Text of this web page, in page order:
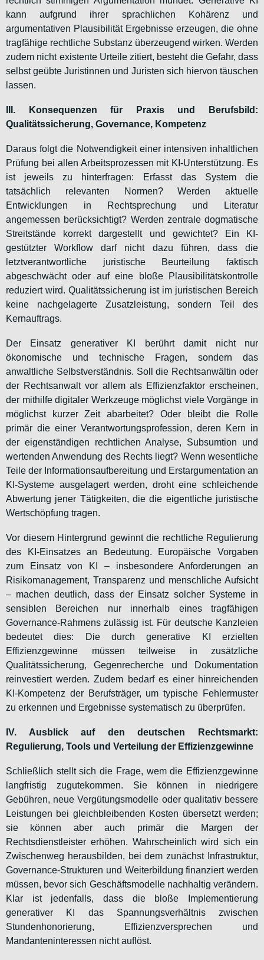
kann aufgrund ihrer sprachlichen Kohärenz und
argumentativen Plausibilität Ergebnisse erzeugen, die ohne
tragfähige rechtliche Substanz überzeugend wirken. Werden
zudem nicht existente Urteile zitiert, besteht die Gefahr, dass
selbst geübte Juristinnen und Juristen sich hiervon täuschen
lassen.
III. Konsequenzen für Praxis und Berufsbild:
Qualitätssicherung, Governance, Kompetenz
Daraus folgt die Notwendigkeit einer intensiven inhaltlichen
Prüfung bei allen Arbeitsprozessen mit KI-Unterstützung. Es
ist jeweils zu hinterfragen: Erfasst das System die
tatsächlich relevanten Normen? Werden aktuelle
Entwicklungen in Rechtsprechung und Literatur
angemessen berücksichtigt? Werden zentrale dogmatische
Streitstände korrekt dargestellt und gewichtet? Ein KI-
gestützter Workflow darf nicht dazu führen, dass die
letztverantwortliche juristische Beurteilung faktisch
abgeschwächt oder auf eine bloße Plausibilitätskontrolle
reduziert wird. Qualitätssicherung ist im juristischen Bereich
keine nachgelagerte Zusatzleistung, sondern Teil des
Kernauftrags.
Der Einsatz generativer KI berührt damit nicht nur
ökonomische und technische Fragen, sondern das
anwaltliche Selbstverständnis. Soll die Rechtsanwältin oder
der Rechtsanwalt vor allem als Effizienzfaktor erscheinen,
der mithilfe digitaler Werkzeuge möglichst viele Vorgänge in
möglichst kurzer Zeit abarbeitet? Oder bleibt die Rolle
primär die einer Verantwortungsprofession, deren Kern in
der eigenständigen rechtlichen Analyse, Subsumtion und
wertenden Anwendung des Rechts liegt? Wenn wesentliche
Teile der Informationsaufbereitung und Erstargumentation an
KI-Systeme ausgelagert werden, droht eine schleichende
Abwertung jener Tätigkeiten, die die eigentliche juristische
Wertschöpfung tragen.
Vor diesem Hintergrund gewinnt die rechtliche Regulierung
des KI-Einsatzes an Bedeutung. Europäische Vorgaben
zum Einsatz von KI – insbesondere Anforderungen an
Risikomanagement, Transparenz und menschliche Aufsicht
– machen deutlich, dass der Einsatz solcher Systeme in
sensiblen Bereichen nur innerhalb eines tragfähigen
Governance-Rahmens zulässig ist. Für deutsche Kanzleien
bedeutet dies: Die durch generative KI erzielten
Effizienzgewinne müssen teilweise in zusätzliche
Qualitätssicherung, Gegenrecherche und Dokumentation
reinvestiert werden. Zudem bedarf es einer hinreichenden
KI-Kompetenz der Berufsträger, um typische Fehlermuster
zu erkennen und Ergebnisse systematisch zu überprüfen.
IV. Ausblick auf den deutschen Rechtsmarkt:
Regulierung, Tools und Verteilung der Effizienzgewinne
Schließlich stellt sich die Frage, wem die Effizienzgewinne
langfristig zugutekommen. Sie können in niedrigere
Gebühren, neue Vergütungsmodelle oder qualitativ bessere
Leistungen bei gleichbleibenden Kosten übersetzt werden;
sie können aber auch primär die Margen der
Rechtsdienstleister erhöhen. Wahrscheinlich wird sich ein
Zwischenweg herausbilden, bei dem zunächst Infrastruktur,
Governance-Strukturen und Weiterbildung finanziert werden
müssen, bevor sich Geschäftsmodelle nachhaltig verändern.
Klar ist jedenfalls, dass die bloße Implementierung
generativer KI das Spannungsverhältnis zwischen
Stundenhonorierung, Effizienzversprechen und
Mandanteninteressen nicht auflöst.